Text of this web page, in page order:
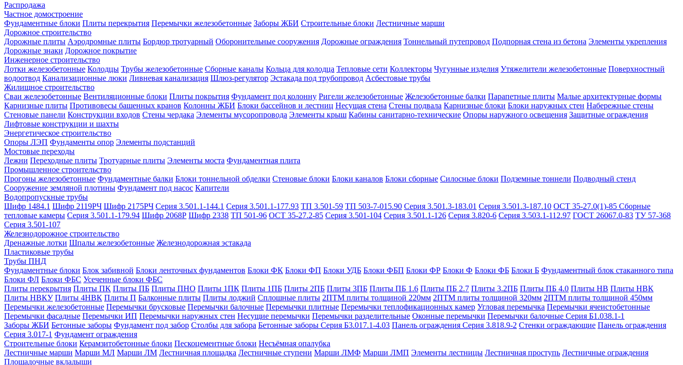
Распродажа
Частное домостроение
Фундаментные блоки Плиты перекрытия Перемычки железобетонные Заборы ЖБИ Строительные блоки Лестничные марши
Дорожное строительство
Дорожные плиты Аэродромные плиты Бордюр тротуарный Оборонительные сооружения Дорожные ограждения Тоннельный путепровод Подпорная стена из бетона Элементы укрепления
Дорожные знаки Дорожное покрытие
Инженерное строительство
Лотки железобетонные Колодцы Трубы железобетонные Сборные каналы Кольца для колодца Тепловые сети Коллекторы Чугунные изделия Утяжелители железобетонные Поверхностный
водоотвод Канализационные люки Ливневая канализация Шлюз-регулятор Эстакада под трубопровод Асбестовые трубы
Жилищное строительство
Сваи железобетонные Вентиляционные блоки Плиты покрытия Фундамент под колонну Ригели железобетонные Железобетонные балки Парапетные плиты Малые архитектурные формы
Карнизные плиты Противовесы башенных кранов Колонны ЖБИ Блоки бассейнов и лестниц Несущая стена Стены подвала Карнизные блоки Блоки наружных стен Набережные стены
Стеновые панели Конструкции входов Стены чердака Элементы мусоропровода Элементы крыш Кабины санитарно-технические Опоры наружного освещения Защитные ограждения
Лифтовые конструкции и шахты
Энергетическое строительство
Опоры ЛЭП Фундаменты опор Элементы подстанций
Мостовые переходы
Лежни Переходные плиты Тротуарные плиты Элементы моста Фундаментная плита
Промышленное строительство
Прогоны железобетонные Фундаментные балки Блоки тоннельной обделки Стеновые блоки Блоки каналов Блоки сборные Силосные блоки Подземные тоннели Подводный стенд
Сооружение земляной плотины Фундамент под насос Капители
Водопропускные трубы
Шифр 1484.1 Шифр 2119РЧ Шифр 2175РЧ Серия 3.501.1-144.1 Серия 3.501.1-177.93 ТП 3.501-59 ТП 503-7-015.90 Серия 3.501.3-183.01 Серия 3.501.3-187.10 ОСТ 35-27.0(1)-85 Сборные
тепловые камеры Серия 3.501.1-179.94 Шифр 2068Р Шифр 2338 ТП 501-96 ОСТ 35-27.2-85 Серия 3.501-104 Серия 3.501.1-126 Серия 3.820-6 Серия 3.503.1-112.97 ГОСТ 26067.0-83 ТУ 57-368
Серия 3.501-107
Железнодорожное строительство
Дренажные лотки Шпалы железобетонные Железнодорожная эстакада
Пластиковые трубы
Трубы ПНД
Фундаментные блоки Блок забивной Блоки ленточных фундаментов Блоки ФК Блоки ФП Блоки УДБ Блоки ФБП Блоки ФР Блоки Ф Блоки ФБ Блоки Б Фундаментный блок стаканного типа
Блоки ФЛ Блоки ФБС Усеченные блоки ФБС
Плиты перекрытия Плиты ПК Плиты ПБ Плиты ПНО Плиты 1ПК Плиты 1ПБ Плиты 2ПБ Плиты 3ПБ Плиты ПБ 1.6 Плиты ПБ 2.7 Плиты 3.2ПБ Плиты ПБ 4.0 Плиты НВ Плиты НВК
Плиты НВКУ Плиты 4НВК Плиты П Балконные плиты Плиты лоджий Сплошные плиты 2ПТМ плиты толщиной 220мм 2ПТМ плиты толщиной 320мм 2ПТМ плиты толщиной 450мм
Перемычки железобетонные Перемычки брусковые Перемычки балочные Перемычки плитные Перемычки теплофикационных камер Угловая перемычка Перемычки ячеистобетонные
Перемычки фасадные Перемычки ИП Перемычки наружных стен Несущие перемычки Перемычки разделительные Оконные перемычки Перемычки балочные Серия Б1.038.1-1
Заборы ЖБИ Бетонные заборы Фундамент под забор Столбы для забора Бетонные заборы Серия Б3.017.1-4.03 Панель ограждения Серия 3.818.9-2 Стенки ограждающие Панель ограждения
Серия 3.017-1 Фундамент ограждения
Строительные блоки Керамзитобетонные блоки Пескоцементные блоки Несъёмная опалубка
Лестничные марши Марши МЛ Марши ЛМ Лестничная площадка Лестничные ступени Марши ЛМФ Марши ЛМП Элементы лестницы Лестничная проступь Лестничные ограждения
Площадочные вкладыши